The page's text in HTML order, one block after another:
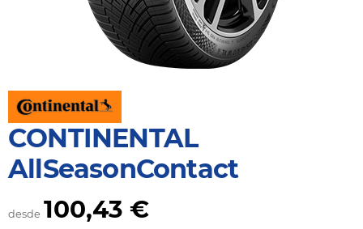
CONTINENTAL
AllSeasonContact
desde 100,43 €